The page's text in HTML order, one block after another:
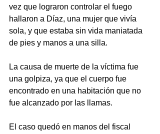
vez que lograron controlar el fuego
hallaron a Díaz, una mujer que vivía
sola, y que estaba sin vida maniatada
de pies y manos a una silla.
La causa de muerte de la víctima fue
una golpiza, ya que el cuerpo fue
encontrado en una habitación que no
fue alcanzado por las llamas.
El caso quedó en manos del fiscal